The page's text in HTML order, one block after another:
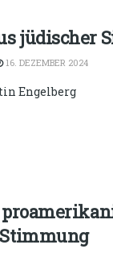
jüdischer
16. DEZEMBER 2024
Engelberg